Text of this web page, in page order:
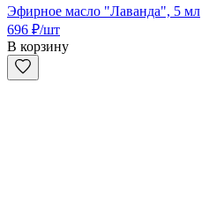
Эфирное масло "Лаванда", 5 мл
696 ₽/шт
В корзину